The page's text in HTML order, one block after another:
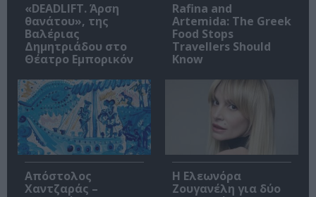
«DEADLIFT. Άρση
θανάτου», της
Βαλέριας
Δημητριάδου στο
Θέατρο Εμπορικόν
Rafina and
Artemida: The Greek
Food Stops
Travellers Should
Know
Απόστολος
Χαντζαράς –
Η Ελεωνόρα
Ζουγανέλη για δύο